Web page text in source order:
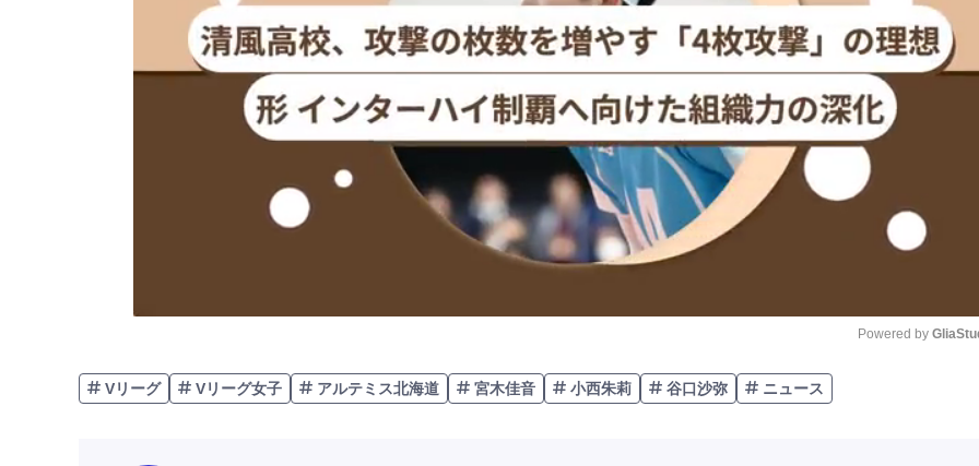
Powered by
Vリーグ Vリーグ女子 アルテミス北海道 宮木佳音 小西朱莉 谷口沙弥 ニュース